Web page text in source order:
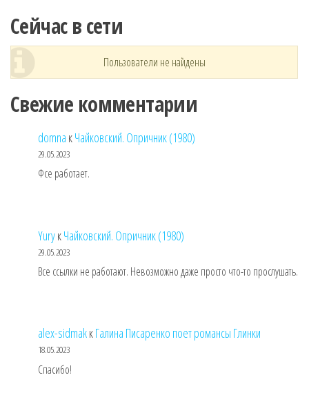
Сейчас в сети
Пользователи не найдены
Свежие комментарии
domna кЧайковский. Опричник (1980)
29.05.2023
Фсе работает.
YuryкЧайковский. Опричник (1980)
29.05.2023
Все ссылки не работают. Невозможно даже просто что-то прослушать.
alex-sidmakкГалина Писаренко поет романсы Глинки
18.05.2023
Спасибо!